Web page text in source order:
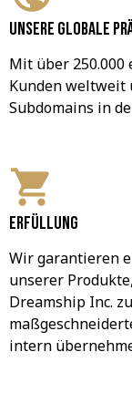
Unsere globale
Mit über
Kunden weltweit
Subdomains in
Erfüllung
Wir garantieren
unserer
Dreamship Inc.
intern